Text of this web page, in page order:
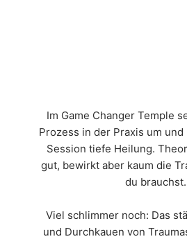
Im Game Changer Temple
Prozess in der Praxis um
Session tiefe Heilung.
gut, bewirkt aber kaum die
du brauchst.
Viel schlimmer noch: Das
und Durchkauen von